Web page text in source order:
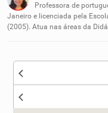
Nenhum dos
Outro
Professora de
Janeiro e licenciada pela
(2005). Atua nas áreas da